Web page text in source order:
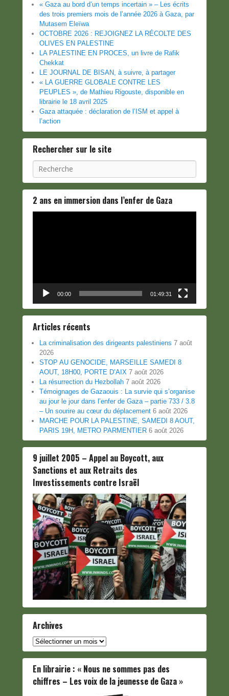
« Gaza au bord d’un temps incertain » – Les écrits
des trois premiers mois de l’année 2026 à Gaza, par
Mutasem Eleïwa
OCTOBRE 2026 : REJOIGNEZ LA RÉCOLTE DES
OLIVES EN PALESTINE
LA PALESTINE EN PROCES, un livre de Rafik
Chekkat
LE JOURNAL DE BISAN, à suivre, à partager
« LA GUERRE GLOBALE CONTRE LES
PEUPLES », de Mathieu Rigouste, disponible en
librairie le 18 avril 2025
Gaza attaquée : déclaration de l’ISM et appel à
l’action
Rechercher sur le site
Recherche
2 ans en immersion dans l’enfer de Gaza
00:00 01:49:31
Articles récents
La criminalisation des dirigeants palestiniens 7 août
2026
STOP AU GENOCIDE, MARSEILLE SAMEDI 8
AOUT, 18H00, PORTE D’AIX 7 août 2026
La résurrection du Hezbollah 7 août 2026
Témoignages de Gazaouis : La survie qui s’organise
au jour le jour dans l’enfer de Gaza – partie 733 / 3.8
– Un sourire au cœur du déplacement 6 août 2026
MARCHE POUR LA PALESTINE, SAMEDI 8 AOUT,
PARIS 19H, METRO PARMENTIER 6 août 2026
9 juillet 2005 – Appel au Boycott, aux
Sanctions et aux Retraits des
Investissements contre Israël
Archives
Archives
En librairie : « Nous ne sommes pas des
chiffres – Les voix de la jeunesse de Gaza »